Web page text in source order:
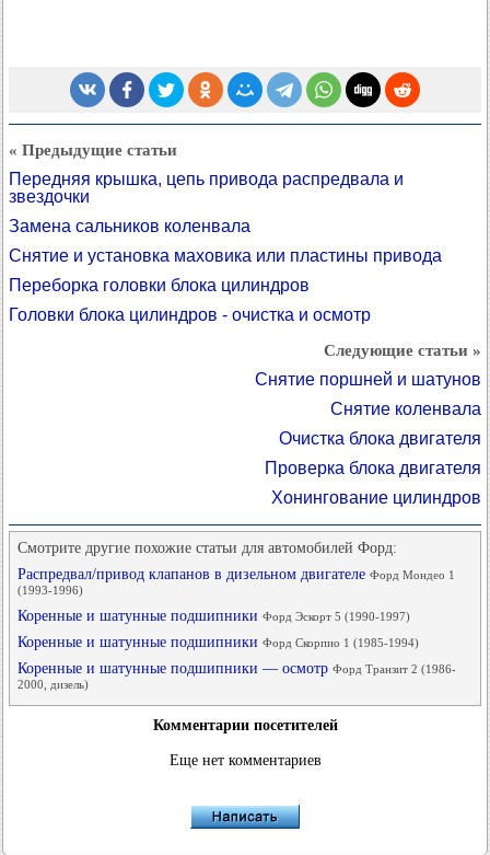
« Предыдущие статьи
Передняя крышка, цепь привода распредвала и
звездочки
Замена сальников коленвала
Снятие и установка маховика или пластины привода
Переборка головки блока цилиндров
Головки блока цилиндров - очистка и осмотр
Следующие статьи »
Снятие поршней и шатунов
Снятие коленвала
Очистка блока двигателя
Проверка блока двигателя
Хонингование цилиндров
Смотрите другие похожие статьи для автомобилей Форд:
Распредвал/привод клапанов в дизельном двигателе Форд Мондео 1
(1993-1996)
Коренные и шатунные подшипники Форд Эскорт 5 (1990-1997)
Коренные и шатунные подшипники Форд Скорпио 1 (1985-1994)
Коренные и шатунные подшипники — осмотр Форд Транзит 2 (1986-
2000, дизель)
Комментарии посетителей
Еще нет комментариев